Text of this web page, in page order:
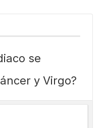
se
y Virgo?